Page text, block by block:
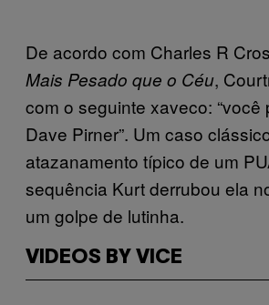
De acordo com Charles R
Mais Pesado que o Céu,
com o seguinte xaveco: “você
Dave Pirner”. Um caso
atazanamento típico de um
sequência Kurt derrubou ela
um golpe de lutinha.
VIDEOS BY VICE